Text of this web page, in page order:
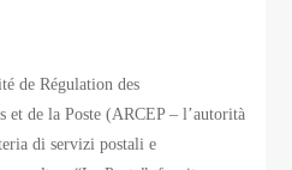
de Régulation des
et de la Poste (ARCEP – l’autorità
di servizi postali e